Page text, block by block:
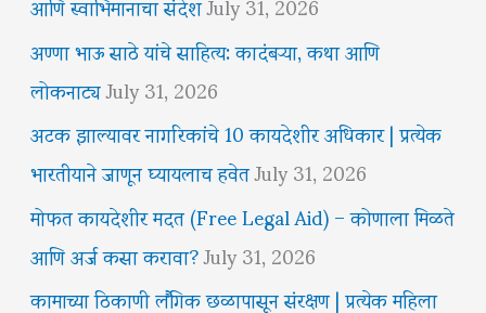
अण्णा भाऊ साठे यांचे साहित्य: कादंबऱ्या, कथा आणि
लोकनाट्यJuly 31, 2026
अटक झाल्यावर नागरिकांचे 10 कायदेशीर अधिकार | प्रत्येक
भारतीयाने जाणून घ्यायलाच हवेतJuly 31, 2026
मोफत कायदेशीर मदत (Free Legal Aid) – कोणाला मिळते
आणि अर्ज कसा करावा?July 31, 2026
कामाच्या ठिकाणी लैंगिक छळापासून संरक्षण | प्रत्येक महिला